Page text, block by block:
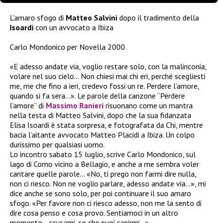
L’amaro sfogo di Matteo Salvini dopo il tradimento della
Isoardi con un avvocato a Ibiza
Carlo Mondonico per Novella 2000
«E adesso andate via, voglio restare solo, con la malinconia,
volare nel suo cielo… Non chiesi mai chi eri, perché scegliesti
me, me che fino a ieri, credevo fossi un re. Perdere l’amore,
quando si fa sera…». Le parole della canzone “Perdere
l’amore” di Massimo Ranieri risuonano come un mantra
nella testa di Matteo Salvini, dopo che la sua fidanzata
Elisa Isoardi è stata sorpresa, e fotografata da Chi, mentre
bacia l’aitante avvocato Matteo Placidi a Ibiza. Un colpo
durissimo per qualsiasi uomo.
Lo incontro sabato 15 luglio, scrive Carlo Mondonico, sul
lago di Como vicino a Bellagio, e anche a me sembra voler
cantare quelle parole… «No, ti prego non farmi dire nulla,
non ci riesco. Non ne voglio parlare, adesso andate via…», mi
dice anche se sono solo, per poi continuare il suo amaro
sfogo. «Per favore non ci riesco adesso, non me la sento di
dire cosa penso e cosa provo. Sentiamoci in un altro